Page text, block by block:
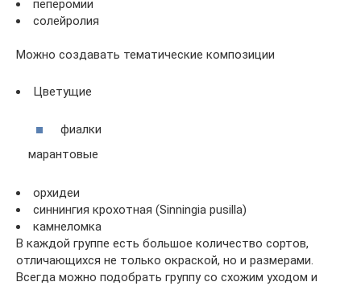
пеперомии
солейролия
Можно создавать тематические композиции
Цветущие
фиалки
марантовые
орхидеи
синнингия крохотная (Sinningia pusilla)
камнеломка
В каждой группе есть большое количество сортов,
отличающихся не только окраской, но и размерами.
Всегда можно подобрать группу со схожим уходом и